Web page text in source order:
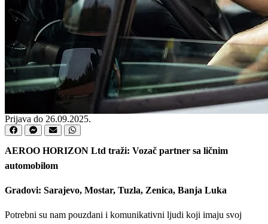
Prijava do 26.09.2025.
AEROO HORIZON Ltd traži: Vozač partner sa ličnim
automobilom
Gradovi: Sarajevo, Mostar, Tuzla, Zenica, Banja Luka
Potrebni su nam pouzdani i komunikativni ljudi koji imaju svoj